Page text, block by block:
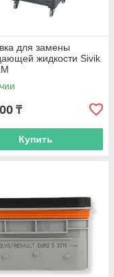
для замены
жидкости Sivik
₸
Купить